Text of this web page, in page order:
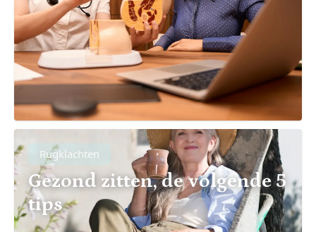
Rugklachten
Gezond zitten, de volgende 5
tips